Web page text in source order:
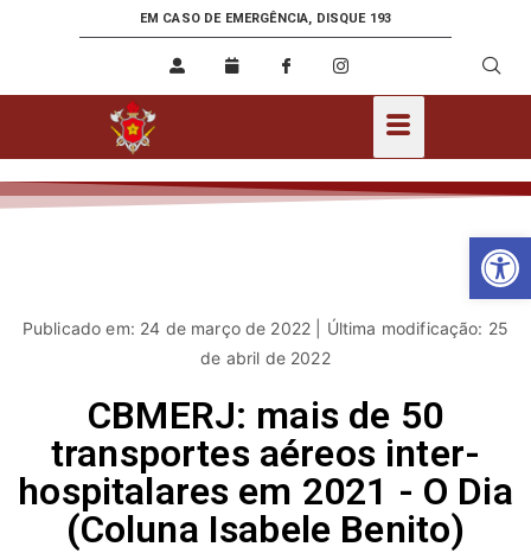
EM CASO DE EMERGÊNCIA, DISQUE 193
Publicado em: 24 de março de 2022 | Última modificação: 25
de abril de 2022
CBMERJ: mais de 50
transportes aéreos inter-
hospitalares em 2021 - O Dia
(Coluna Isabele Benito)